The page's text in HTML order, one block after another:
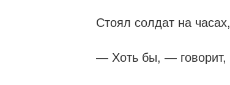
Стоял солдат на
— Хоть бы, — говорит,